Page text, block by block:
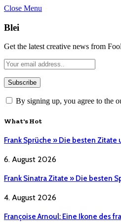
Close Menu
Blei
Get the latest creative news from
By signing up, you agree to the
What's Hot
Frank Sprüche » Die besten Zitate
6. August 2026
Frank Sinatra Zitate » Die besten
4. August 2026
Françoise Arnoul: Eine Ikone des